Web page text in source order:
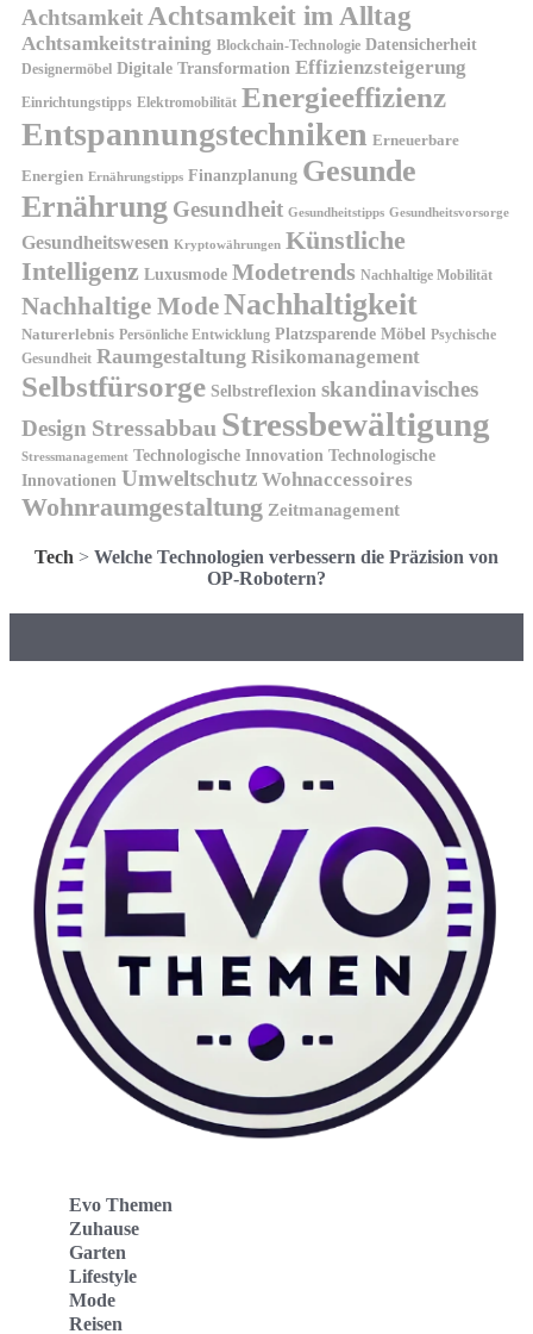
AchtsamkeitAchtsamkeit im Alltag
Achtsamkeitstraining Blockchain-Technologie Datensicherheit
Designermöbel Digitale Transformation Effizienzsteigerung
Einrichtungstipps Elektromobilität Energieeffizienz
Entspannungstechniken Erneuerbare
Energien Ernährungstipps Finanzplanung Gesunde
Ernährung Gesundheit Gesundheitstipps Gesundheitsvorsorge
Gesundheitswesen Kryptowährungen Künstliche
Intelligenz Luxusmode Modetrends Nachhaltige Mobilität
Nachhaltige ModeNachhaltigkeit
Naturerlebnis Persönliche Entwicklung Platzsparende Möbel Psychische
Gesundheit Raumgestaltung Risikomanagement
Selbstfürsorge Selbstreflexion skandinavisches
Design Stressabbau Stressbewältigung
Stressmanagement Technologische Innovation Technologische
Innovationen Umweltschutz Wohnaccessoires
Wohnraumgestaltung Zeitmanagement
Tech > Welche Technologien verbessern die Präzision von
OP-Robotern?
Evo Themen
Zuhause
Garten
Lifestyle
Mode
Reisen